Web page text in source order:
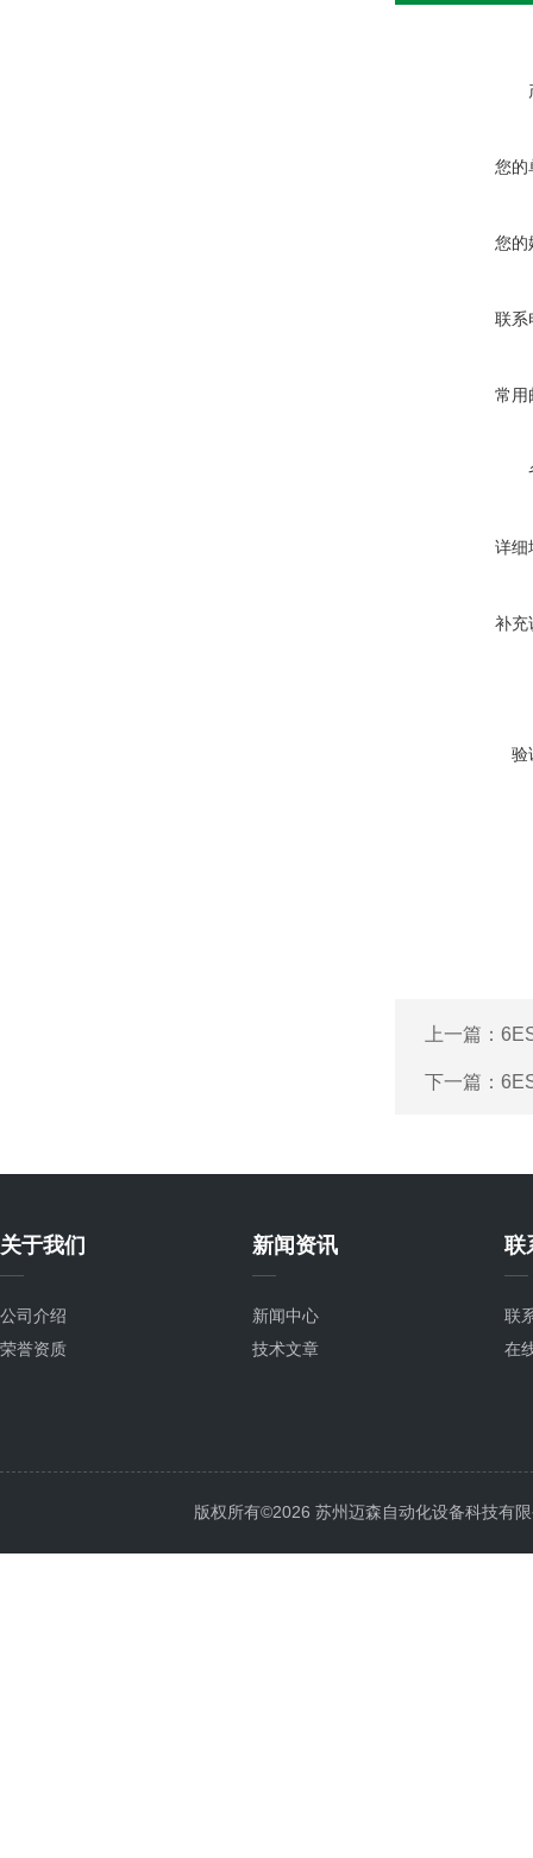
您的
您的
联系
常用
详细
补充
验
上一篇：
下一篇：
关于我们
公司介绍
荣誉资质
新闻资讯
新闻中心
技术文章
联
联
在
版权所有©2026 苏州迈森自动化设备科技有